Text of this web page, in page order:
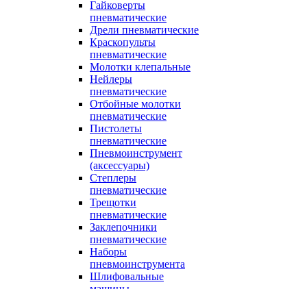
Гайковерты
пневматические
Дрели пневматические
Краскопульты
пневматические
Молотки клепальные
Нейлеры
пневматические
Отбойные молотки
пневматические
Пистолеты
пневматические
Пневмоинструмент
(аксессуары)
Степлеры
пневматические
Трещотки
пневматические
Заклепочники
пневматические
Наборы
пневмоинструмента
Шлифовальные